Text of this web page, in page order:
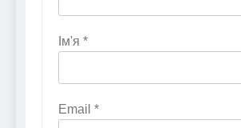
Ім'я *
Email *